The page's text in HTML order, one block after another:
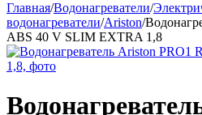
Главная/Водонагреватели/
водонагреватели/Ariston/
ABS 40 V SLIM EXTRA 1,8